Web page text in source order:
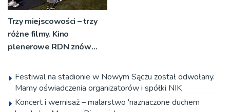
Trzy miejscowości – trzy
różne filmy. Kino
plenerowe RDN znów
Festiwal na stadionie w Nowym Sączu został odwołany.
Mamy oświadczenia organizatorów i spółki NIK
Koncert i wernisaż – malarstwo 'naznaczone duchem